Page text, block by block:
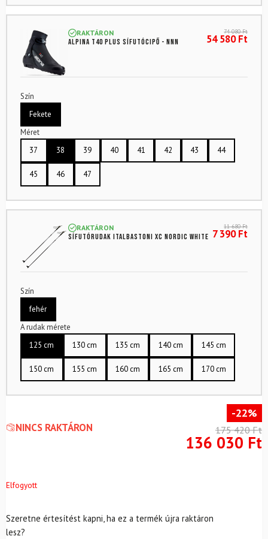
RAKTÁRON
ALPINA T40 Plus sífutócipő - NNN
74 080Ft
54 580Ft
Szín
Fekete
Méret
37
38 39 40 41 42 43 44
45 46 47
RAKTÁRON
Sífutórudak ITALBASTONI XC Nordic White
11 680Ft
7 390Ft
Szín
fehér
A rudak mérete
125 cm
130 cm 135 cm 140 cm 145 cm
150 cm 155 cm 160 cm 165 cm 170 cm
NINCS RAKTÁRON
-22%
175 420Ft
136 030 Ft
Elfogyott
Szeretne értesítést kapni, ha ez a termék újra raktáron
lesz?